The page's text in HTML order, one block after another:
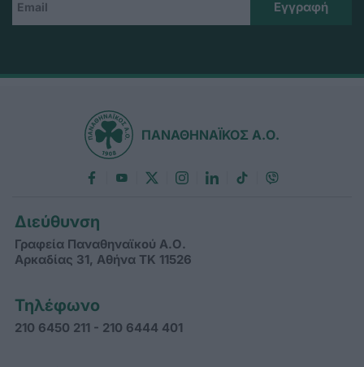
ΠΑΝΑΘΗΝΑΪΚΟΣ Α.Ο.
Διεύθυνση
Γραφεία Παναθηναϊκού Α.Ο.
Αρκαδίας 31, Αθήνα ΤΚ 11526
Τηλέφωνο
210 6450 211 - 210 6444 401